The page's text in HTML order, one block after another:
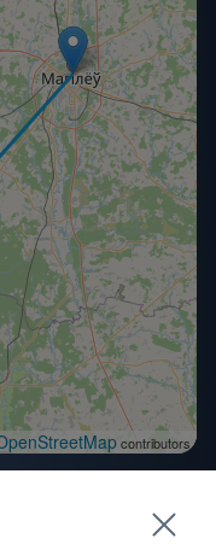
contributors